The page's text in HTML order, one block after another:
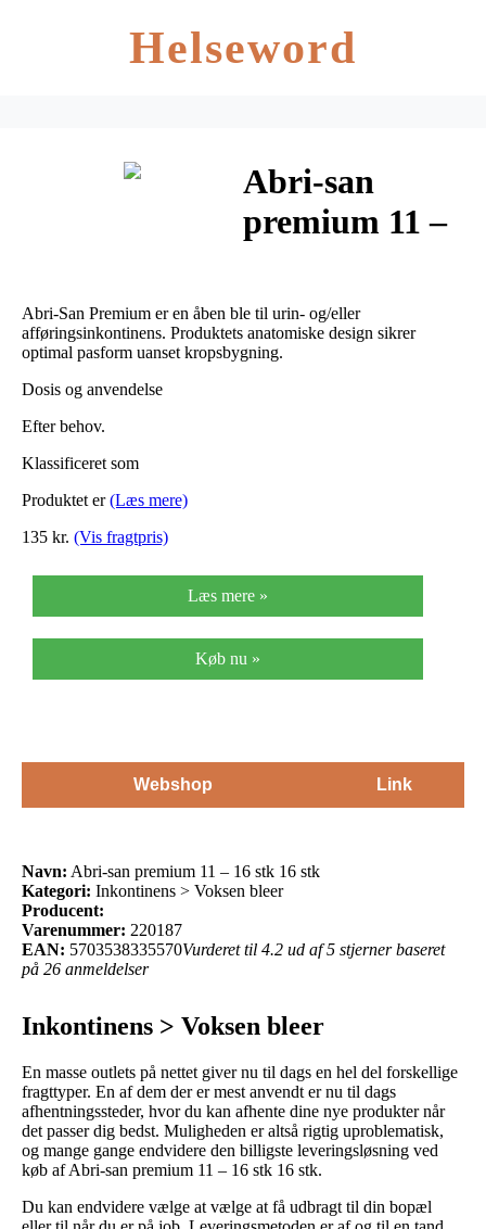
Helseword
Abri-san
premium 11 –
Abri-San Premium er en åben ble til urin- og/eller
afføringsinkontinens. Produktets anatomiske design sikrer
optimal pasform uanset kropsbygning.
Dosis og anvendelse
Efter behov.
Klassificeret som
Produktet er(Læs mere)
135 kr. (Vis fragtpris)
Læs mere »
Køb nu »
Webshop Link
Navn: Abri-san premium 11 – 16 stk 16 stk
Kategori: Inkontinens > Voksen bleer
Producent:
Varenummer: 220187
EAN: 5703538335570Vurderet til 4.2 ud af 5 stjerner baseret
på 26 anmeldelser
Inkontinens > Voksen bleer
En masse outlets på nettet giver nu til dags en hel del forskellige
fragttyper. En af dem der er mest anvendt er nu til dags
afhentningssteder, hvor du kan afhente dine nye produkter når
det passer dig bedst. Muligheden er altså rigtig uproblematisk,
og mange gange endvidere den billigste leveringsløsning ved
køb af Abri-san premium 11 – 16 stk 16 stk.
Du kan endvidere vælge at vælge at få udbragt til din bopæl